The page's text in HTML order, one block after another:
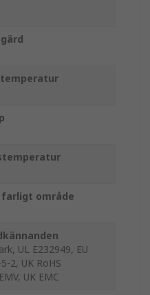
område
UL E232949, EU
2, UK RoHS
UK EMC